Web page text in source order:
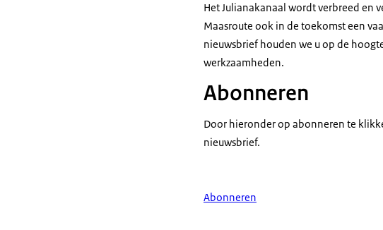
Het Julianakanaal wordt verbreed en
Maasroute ook in de toekomst een
nieuwsbrief houden we u op de
werkzaamheden.
Abonneren
Door hieronder op abonneren te
nieuwsbrief.
Abonneren